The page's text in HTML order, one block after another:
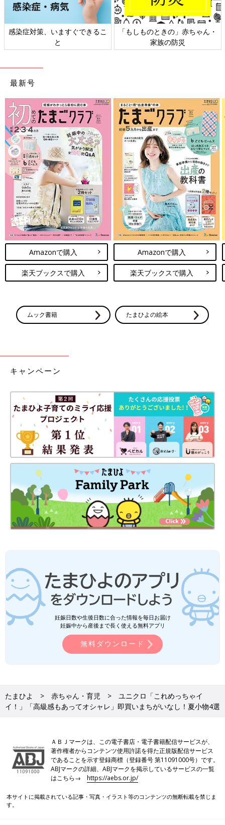
対策、いますぐできるこ
「もしものときの」赤ちゃん・
家族の防災
日本
最新号
Amazonで購入
楽天ブックスで購入
Amazonで購入
楽天ブックスで購入
ムック書籍 たまひよの絵本
キャンペーン
妊娠日数や生後日数に合った情報を毎日お届け
妊娠中から産後まで長く使える無料アプリ
無料ダウンロード
たまひよ 赤ちゃん・育児
ユニクロ「これめっちゃイ
イ！」「高級感もあってオシャレ」即買いまちがいなし！夏小物4選
ＡＢＪマークは、この電子書店・電子書籍配信サービスが、
著作権者からコンテンツ使用許諾を得た正規版配信サービス
であることを示す登録商標（登録番号 第11091000号）です。
ABJマークの詳細、ABJマークを掲示しているサービスの一覧
はこちら→https://aebs.or.jp/
本サイトに掲載されている記事・写真・イラスト等のコンテンツの無断転載を禁じま
す。